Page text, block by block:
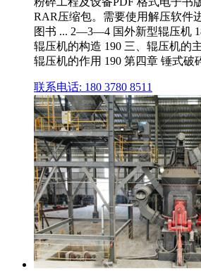
RAR压缩包。需要使用解压软件
图书 ... 2—3—4 国外新型辊压机
辊压机的构造 190 三、辊压机的
辊压机的作用 190 第四章 锤式破
联系电话: 180 3780 8511